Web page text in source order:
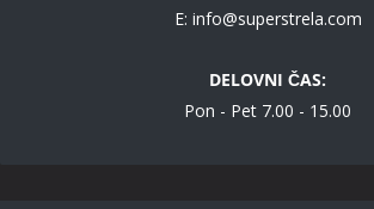
E: info@superstrela.com
DELOVNI ČAS:
Pon - Pet 7.00 - 15.00